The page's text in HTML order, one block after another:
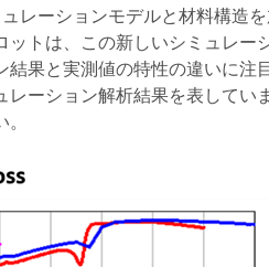
レーションモデルと材料構造
トは、この新しいシミュレ
果と実測値の特性の違いに
ーション解析結果を表して